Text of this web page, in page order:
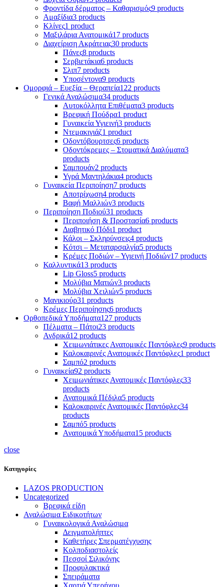
Φροντίδα δέρματος – Καθαρισμός9 products
Αμαξίδια3 products
Κλίνες1 product
Μαξιλάρια Ανατομικά17 products
Διαχείριση Ακράτειας30 products
Πάνες8 products
Σερβιετάκια6 products
Σλιπ7 products
Υποσέντονα9 products
Ομορφιά – Ευεξία – Θεραπεία122 products
Γενικά Αναλώσιμα34 products
Αυτοκόλλητα Επιθέματα3 products
Βρεφική Πούδρα1 product
Γυναικεία Υγιεινή3 products
Ντεμακιγιάζ1 product
Οδοντόβουρτσες6 products
Οδοντόκρεμες – Στοματικά Διαλύματα3
products
Σαμπουάν2 products
Υγρά Μαντηλάκια4 products
Γυναικεία Περιποίηση7 products
Αποτρίχωση4 products
Βαφή Μαλλιών3 products
Περιποίηση Ποδιού31 products
Περιποιήση & Προστασία6 products
Διαβητικό Πόδι1 product
Κάλοι – Σκληρύνσεις4 products
Κότσι – Μεταταρσαλγία5 products
Κρέμες Ποδιών – Υγιεινή Ποδιών17 products
Καλλυντικά13 products
Lip Gloss5 products
Μολύβια Ματιών3 products
Μολύβια Χειλιών5 products
Μανικιούρ31 products
Κρέμες Περιποίησης6 products
Ορθοπεδικά Υποδήματα127 products
Πέλματα – Πάτοι23 products
Ανδρικά12 products
Χειμωνιάτικες Ανατομικές Παντόφλες9 products
Καλοκαιρινές Ανατομικές Παντόφλες1 product
Σαμπό2 products
Γυναικεία92 products
Χειμωνιάτικες Ανατομικές Παντόφλες33
products
Ανατομικά Πέδιλα5 products
Καλοκαιρινές Ανατομικές Παντόφλες34
products
Σαμπό5 products
Ανατομικά Υποδήματα15 products
close
Κατηγορίες
LAZOS PRODUCTION
Uncategorized
Βρεφικά είδη
Αναλώσιμα Ειδικοτήτων
Γυναικολογικά Αναλώσιμα
Δειγματολήπτες
Καθετήρες Σπερματέγχυσης
Κολποδιαστολείς
Πεσσοί Σιλικόνης
Προφυλακτικά
Σπειράματα
Χαρτιά Υπερήχου